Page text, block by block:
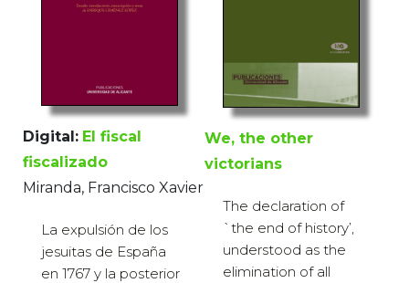
Digital: El fiscal
fiscalizado
Miranda, Francisco Xavier
La expulsión de los
jesuitas de España
en 1767 y la posterior
We, the other
victorians
The declaration of
`the end of history’,
understood as the
elimination of all